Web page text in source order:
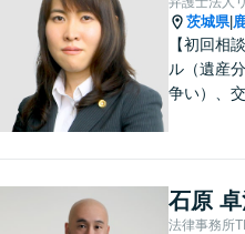
茨城県|
【初回相
ル（遺産
争い）、
す。
石原
法律事務所